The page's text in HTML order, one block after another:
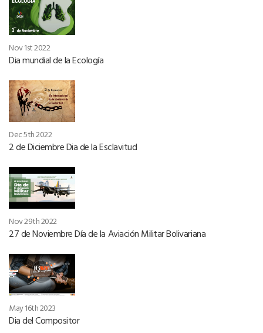
Nov 1st 2022
Dia mundial de la Ecología
Dec 5th 2022
2 de Diciembre Dia de la Esclavitud
Nov 29th 2022
27 de Noviembre Día de la Aviación Militar Bolivariana
May 16th 2023
Dia del Compositor